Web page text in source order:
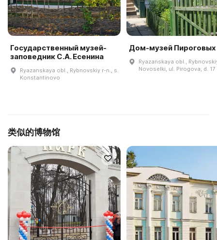
Государственный музей-
заповедник С.А. Есенина
Ryazanskaya obl., Rybnovskiy r-n., s.
Konstantinovo
Дом-музей Пироговых
Ryazanskaya obl.,
Novoselki, ul. Pirogova, d. 17
类似的博物馆